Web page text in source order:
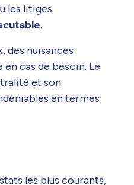
les litiges
.
des nuisances
cas de besoin. Le
et son
en termes
les plus courants,